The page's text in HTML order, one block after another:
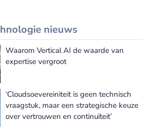
nieuws
Meer Informatie Technologie nieuws
Waarom Vertical AI de waarde van
expertise vergroot
‘Cloudsoevereiniteit is geen technisch
vraagstuk, maar een strategische keuze
over vertrouwen en continuïteit’